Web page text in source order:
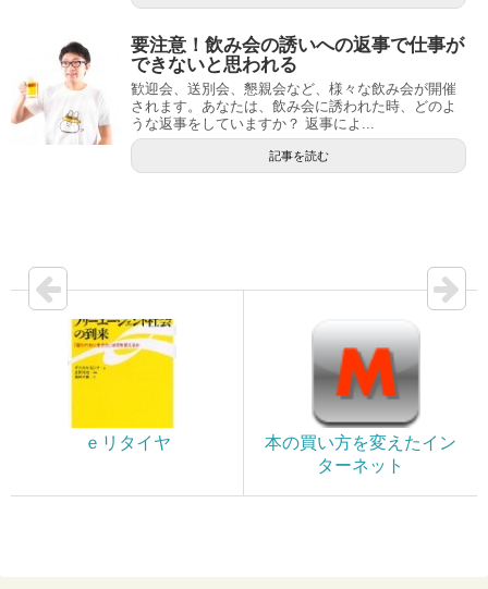
要注意！飲み会の誘いへの返事で仕事が
できないと思われる
歓迎会、送別会、懇親会など、様々な飲み会が開催
されます。あなたは、飲み会に誘われた時、どのよ
うな返事をしていますか？ 返事によ...
記事を読む
ｅリタイヤ
本の買い方を変えたイン
ターネット